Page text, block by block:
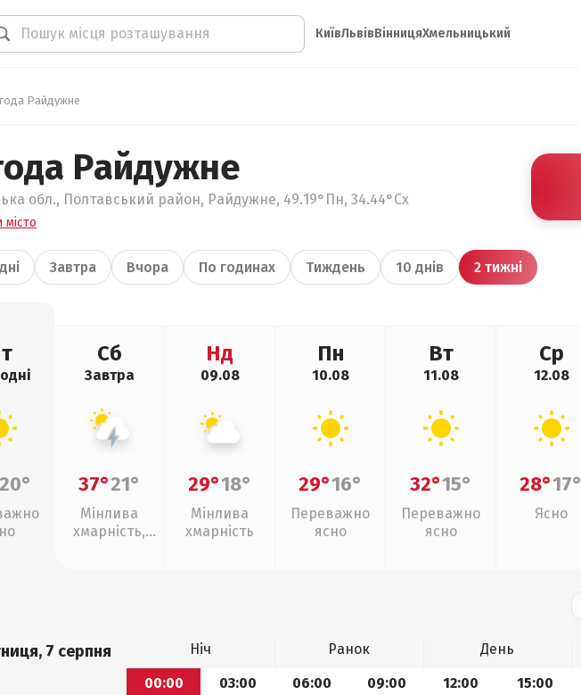
КиївЛьвівВінницяХмельницький
Райдужне
Райдужне
обл., Полтавський район, Райдужне, 49.19°Пн, 34.44°Сх
місто
Завтра Вчора По годинах Тиждень 10 днів 2 тижні
20°
Сб
Завтра
37°21°
Мінлива
хмарність,
Нд
09.08
29°18°
Мінлива
хмарність
Пн
10.08
29°16°
Переважно
ясно
Вт
11.08
32°15°
Переважно
ясно
Ср
12.08
28°17°
Ясно
7 серпня Ніч Ранок День
00:00
03:00 06:00 09:00 12:00 15:00